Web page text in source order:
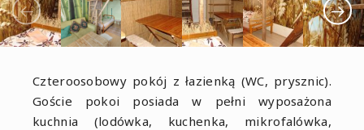
Czteroosobowy pokój z łazienką (WC, prysznic).
Goście pokoi posiada w pełni wyposażona
kuchnia (lodówka, kuchenka, mikrofalówka,